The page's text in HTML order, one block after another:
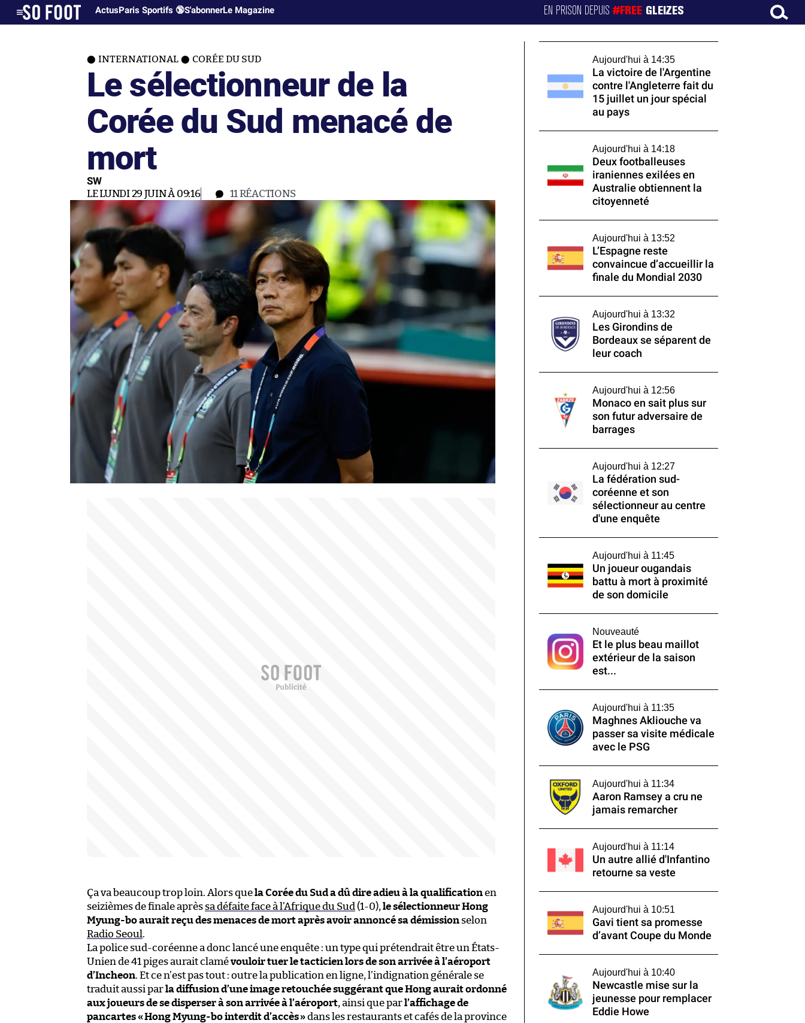
ActusParis Sportifs 🔞S'abonnerLe Magazine EN PRISON DEPUIS#FREE GLEIZES
INTERNATIONAL CORÉE DU SUD
Le sélectionneur de la
Corée du Sud menacé de
mort
SW
LE LUNDI 29 JUIN À 09:16 11 RÉACTIONS
Ça va beaucoup trop loin. Alors quela Corée du Sud a dû dire adieu à la qualificationen
seizièmes de finale après sa défaite face à l’Afrique du Sud (1-0), le sélectionneur Hong
Myung-bo aurait reçu des menaces de mort après avoir annoncé sa démission selon
Radio Seoul.
La police sud-coréenne a donc lancé une enquête : un type qui prétendrait être un États-
Unien de 41 piges aurait clamévouloir tuer le tacticien lors de son arrivée à l’aéroport
d’Incheon. Et ce n’est pas tout : outre la publication en ligne, l’indignation générale se
traduit aussi parla diffusion d’une image retouchée suggérant que Hong aurait ordonné
aux joueurs de se disperser à son arrivée à l’aéroport, ainsi que parl’affichage de
pancartes «Hong Myung-bo interdit d’accès»dans les restaurants et cafés de la province
Aujourd'hui à 14:35
La victoire de l'Argentine
contre l'Angleterre fait du
15 juillet un jour spécial
au pays
Aujourd'hui à 14:18
Deux footballeuses
iraniennes exilées en
Australie obtiennent la
citoyenneté
Aujourd'hui à 13:52
L’Espagne reste
convaincue d’accueillir la
finale du Mondial 2030
Aujourd'hui à 13:32
Les Girondins de
Bordeaux se séparent de
leur coach
Aujourd'hui à 12:56
Monaco en sait plus sur
son futur adversaire de
barrages
Aujourd'hui à 12:27
La fédération sud-
coréenne et son
sélectionneur au centre
d'une enquête
Aujourd'hui à 11:45
Un joueur ougandais
battu à mort à proximité
de son domicile
Nouveauté
Et le plus beau maillot
extérieur de la saison
est...
Aujourd'hui à 11:35
Maghnes Akliouche va
passer sa visite médicale
avec le PSG
Aujourd'hui à 11:34
Aaron Ramsey a cru ne
jamais remarcher
Aujourd'hui à 11:14
Un autre allié d'Infantino
retourne sa veste
Aujourd'hui à 10:51
Gavi tient sa promesse
d’avant Coupe du Monde
Aujourd'hui à 10:40
Newcastle mise sur la
jeunesse pour remplacer
Eddie Howe